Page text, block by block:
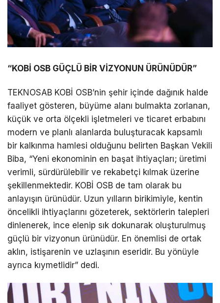
“KOBİ OSB GÜÇLÜ BİR VİZYONUN ÜRÜNÜDÜR”
TEKNOSAB KOBİ OSB’nin şehir içinde dağınık halde
faaliyet gösteren, büyüme alanı bulmakta zorlanan,
küçük ve orta ölçekli işletmeleri ve ticaret erbabını
modern ve planlı alanlarda buluşturacak kapsamlı
bir kalkınma hamlesi olduğunu belirten Başkan Vekili
Biba, “Yeni ekonominin en başat ihtiyaçları; üretimi
verimli, sürdürülebilir ve rekabetçi kılmak üzerine
şekillenmektedir. KOBİ OSB de tam olarak bu
anlayışın ürünüdür. Uzun yılların birikimiyle, kentin
öncelikli ihtiyaçlarını gözeterek, sektörlerin talepleri
dinlenerek, ince elenip sık dokunarak oluşturulmuş
güçlü bir vizyonun ürünüdür. En önemlisi de ortak
aklın, istişarenin ve uzlaşının eseridir. Bu yönüyle
ayrıca kıymetlidir” dedi.